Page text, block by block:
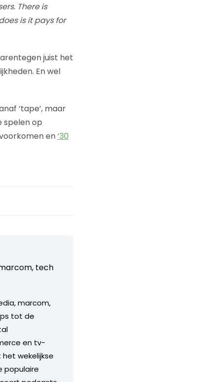
There is
is it pays for
juist het
En wel
‘tape’, maar
spelen op
en‘30
marcom, tech
marcom,
tot de
en tv-
wekelijkse
populaire